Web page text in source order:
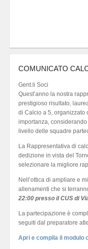
COMUNICATO
Gent.li Soci
Quest’anno la nostra
prestigioso risultato,
di Calcio a 5, organizzato
importanza,
livello delle squadre
La Rappresentativa di
dedizione in vista del
selezionare la migliore
Nell’ottica di ampliare e
allenamenti che si
22:00 presso il CUS di
La partecipazione è
seguiti dal preparatore
Apri e compila il modulo